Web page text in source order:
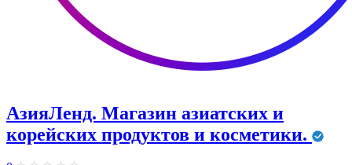
АзияЛенд. Магазин азиатских и
корейских продуктов и косметики.